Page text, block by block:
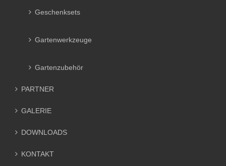
Geschenksets
Gartenwerkzeuge
Gartenzubehör
PARTNER
GALERIE
DOWNLOADS
KONTAKT